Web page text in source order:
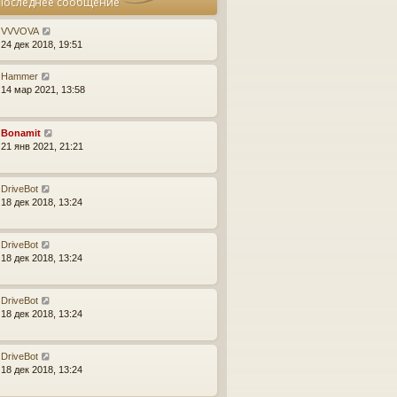
и
ю
б
щ
н
и
о
б
е
и
ю
д
е
м
у
о
б
щ
е
и
VVVOVA
24 дек 2018, 19:51
Hammer
14 мар 2021, 13:58
Bonamit
21 янв 2021, 21:21
DriveBot
18 дек 2018, 13:24
DriveBot
18 дек 2018, 13:24
DriveBot
18 дек 2018, 13:24
DriveBot
18 дек 2018, 13:24